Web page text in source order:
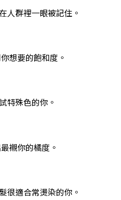
人群裡一眼被記住。
想要的飽和度。
特殊色的你。
襯你的橘度。
很適合常燙染的你。